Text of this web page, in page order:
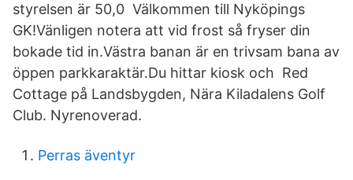
styrelsen är 50,0 Välkommen till Nyköpings
GK!Vänligen notera att vid frost så fryser din
bokade tid in.Västra banan är en trivsam bana av
öppen parkkaraktär.Du hittar kiosk och Red
Cottage på Landsbygden, Nära Kiladalens Golf
Club. Nyrenoverad.
Perras äventyr